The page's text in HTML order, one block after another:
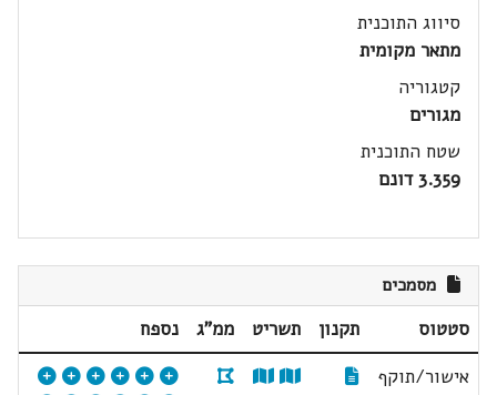
סיווג התוכנית
מתאר מקומית
קטגוריה
מגורים
שטח התוכנית
3.359 דונם
מסמכים
סטטוס תקנון תשריט ממ"ג
נספח
אישור/תוקף